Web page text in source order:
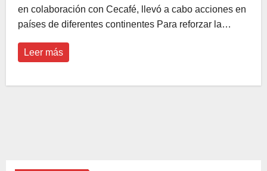
en colaboración con Cecafé, llevó a cabo acciones en
países de diferentes continentes Para reforzar la…
Leer más